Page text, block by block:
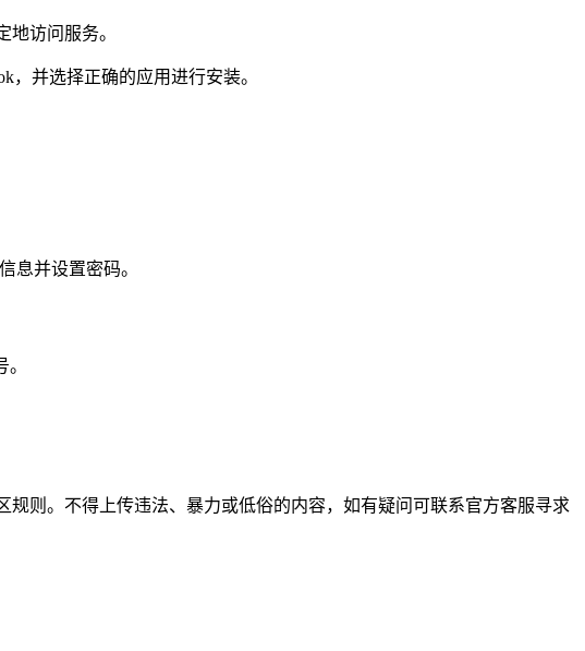
访问服务。
，并选择正确的应用进行安装。
息并设置密码。
则。不得上传违法、暴力或低俗的内容，如有疑问可联系官方客服寻求